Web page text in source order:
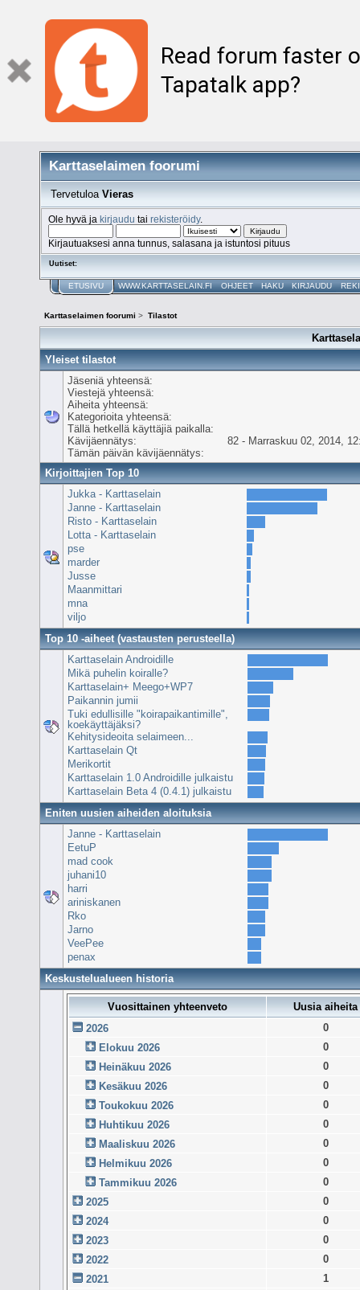
Read forum faster
Tapatalk app?
Karttaselaimen foorumi
Tervetuloa Vieras
Ole hyvä jakirjaudu tairekisteröidy.
Kirjautuaksesi anna tunnus, salasana ja istuntosi pituus
Uutiset:
ETUSIVU WWW.KARTTASELAIN.FI OHJEET HAKU KIRJAUDU
Karttaselaimen foorumi > Tilastot
Yleiset tilastot
Jäseniä yhteensä:
Viestejä yhteensä:
Aiheita yhteensä:
Kategorioita yhteensä:
Tällä hetkellä käyttäjiä paikalla:
Kävijäennätys:
82 - Marraskuu 02, 2014,
Tämän päivän kävijäennätys:
Kirjoittajien Top 10
Jukka - Karttaselain
Janne - Karttaselain
Risto - Karttaselain
Lotta - Karttaselain
pse
marder
Jusse
Maanmittari
mna
viljo
Top 10 -aiheet (vastausten perusteella)
Karttaselain Androidille
Mikä puhelin koiralle?
Karttaselain+ Meego+WP7
Paikannin jumii
Tuki edullisille "koirapaikantimille",
koekäyttäjäksi?
Kehitysideoita selaimeen...
Karttaselain Qt
Merikortit
Karttaselain 1.0 Androidille julkaistu
Karttaselain Beta 4 (0.4.1) julkaistu
Eniten uusien aiheiden aloituksia
Janne - Karttaselain
EetuP
mad cook
juhani10
harri
ariniskanen
Rko
Jarno
VeePee
penax
Keskustelualueen historia
Vuosittainen yhteenveto
Uusia aiheita
2026
0
Elokuu 2026
0
Heinäkuu 2026
0
Kesäkuu 2026
0
Toukokuu 2026
0
Huhtikuu 2026
0
Maaliskuu 2026
0
Helmikuu 2026
0
Tammikuu 2026
0
2025
0
2024
0
2023
0
2022
0
2021
1